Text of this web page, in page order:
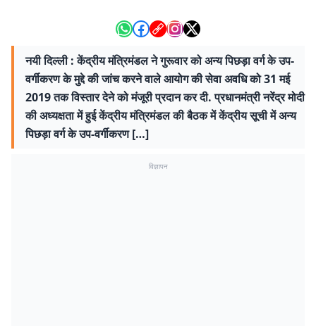
नयी दिल्ली : केंद्रीय मंत्रिमंडल ने गुरूवार को अन्‍य पिछड़ा वर्ग के उप-
वर्गीकरण के मुद्दे की जांच करने वाले आयोग की सेवा अवधि को 31 मई
2019 तक विस्‍तार देने को मंजूरी प्रदान कर दी. प्रधानमंत्री नरेंद्र मोदी
की अध्‍यक्षता में हुई केंद्रीय मंत्रिमंडल की बैठक में केंद्रीय सूची में अन्य
पिछड़ा वर्ग के उप-वर्गीकरण […]
विज्ञापन